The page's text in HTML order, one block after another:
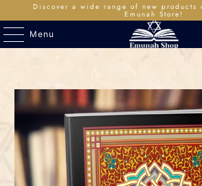
Discover a wide range of new products
Emunah Store!
Menu